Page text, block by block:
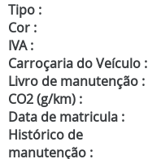
Tipo :
Cor :
IVA :
Carroçaria do Veículo :
Livro de manutenção :
CO2 (g/km) :
Data de matricula :
Histórico de
manutenção :